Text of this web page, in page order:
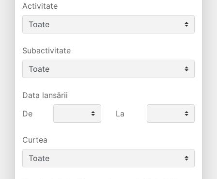
Activitate
Subactivitate
Data lansării
De
La
Curtea